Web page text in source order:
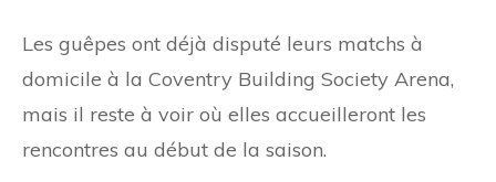
Les guêpes ont déjà disputé leurs matchs à
domicile à la Coventry Building Society Arena,
mais il reste à voir où elles accueilleront les
rencontres au début de la saison.